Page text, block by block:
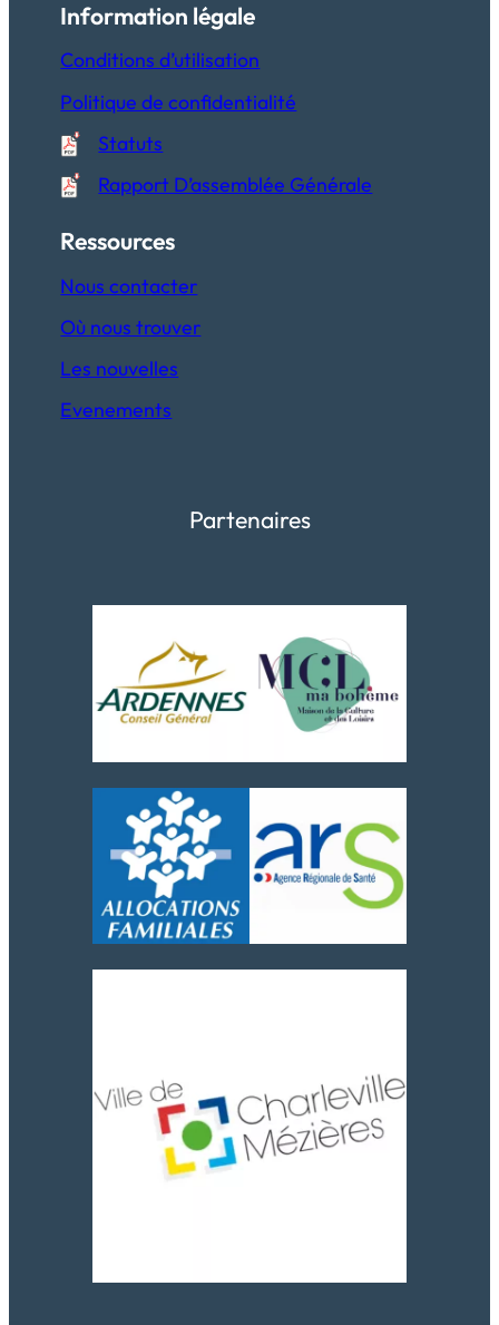
Information légale
Conditions d’utilisation
Politique de confidentialité
Statuts
Rapport D’assemblée Générale
Ressources
Nous contacter
Où nous trouver
Les nouvelles
Evenements
Partenaires